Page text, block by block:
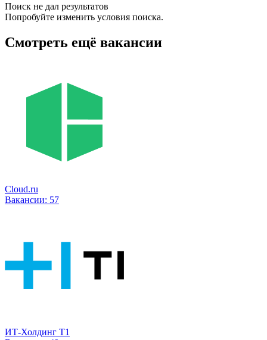
Поиск не дал результатов
Попробуйте изменить условия поиска.
Смотреть ещё вакансии
Cloud.ru
Вакансии: 57
ИТ-Холдинг Т1